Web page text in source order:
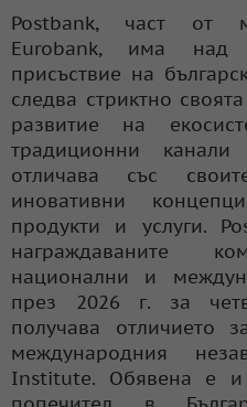
Postbank, част от
Eurobank, има над
присъствие на
следва стриктно
развитие на
традиционни
отличава със
иновативни
продукти и услуги.
награждаваните
национални и
през 2026 г. за
получава отличието
международния
Institute. Обявена е и